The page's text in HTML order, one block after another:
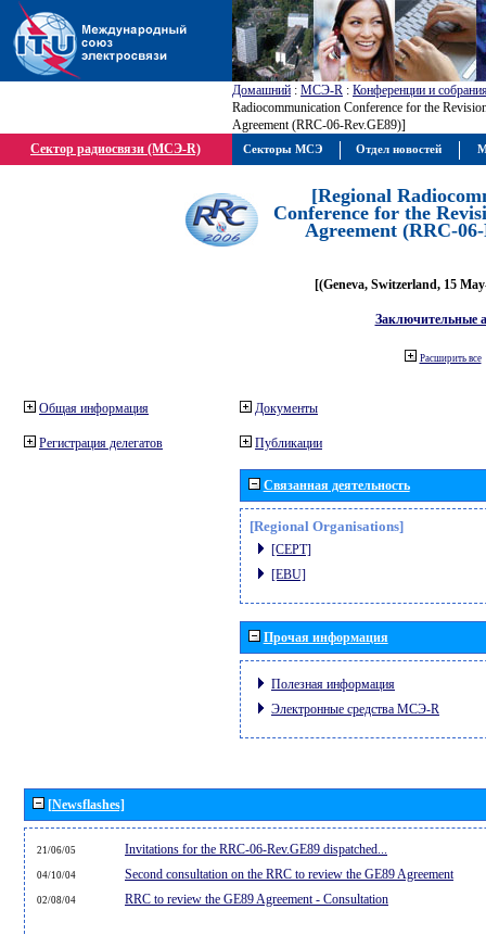
Домашний : МСЭ-R : Конференции и
Radiocommunication Conference for the
Agreement (RRC-06-Rev.GE89)]
Сектор радиосвязи (МСЭ-R)
[Regional
Conference for the
Agreement (RRC-
[(Geneva, Switzerland, 15
Заключительные
Расширить все
Общая информация
Регистрация делегатов
Документы
Публикации
Связанная деятельность
[Regional Organisations]
[CEPT]
[EBU]
Прочая информация
Полезная информация
Электронные средства МСЭ-R
[Newsflashes]
21/06/05 Invitations for the RRC-06-Rev.GE89 dispatched...
04/10/04 Second consultation on the RRC to review the GE89 Agreement
02/08/04 RRC to review the GE89 Agreement - Consultation
Секторы МСЭ Отдел новостей